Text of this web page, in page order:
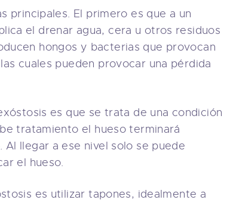
principales. El primero es que a un
el drenar agua, cera u otros residuos
hongos y bacterias que provocan
cuales pueden provocar una pérdida
es que se trata de una condición
tratamiento el hueso terminará
llegar a ese nivel solo se puede
el hueso.
es utilizar tapones, idealmente a